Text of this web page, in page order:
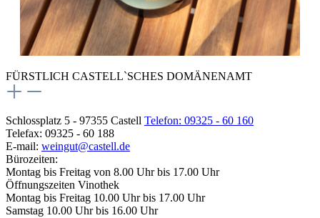
FÜRSTLICH CASTELL`SCHES DOMÄNENAMT
Schlossplatz 5 - 97355 Castell Telefon: 09325 - 60 160
Telefax: 09325 - 60 188
E-mail: weingut@castell.de
Bürozeiten:
Montag bis Freitag von 8.00 Uhr bis 17.00 Uhr
Öffnungszeiten Vinothek
Montag bis Freitag 10.00 Uhr bis 17.00 Uhr
Samstag 10.00 Uhr bis 16.00 Uhr